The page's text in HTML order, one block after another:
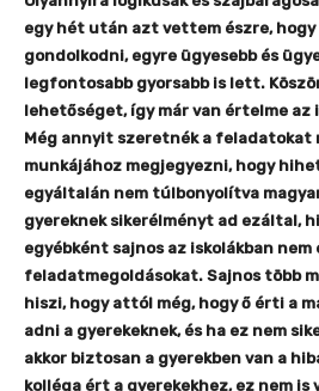
egy hét után azt vettem észre,
gondolkodni, egyre ügyesebb és
legfontosabb gyorsabb is lett.
lehetőséget, így már van értelme
Még annyit szeretnék a feladatokat
munkájához megjegyezni, hogy
egyáltalán nem túlbonyolítva
gyereknek sikerélményt ad ezáltal,
egyébként sajnos az iskolákban
feladatmegoldásokat. Sajnos több
hiszi, hogy attól még, hogy ő érti a
adni a gyerekeknek, és ha ez nem
akkor biztosan a gyerekben van a
kolléga ért a gyerekekhez, ez nem